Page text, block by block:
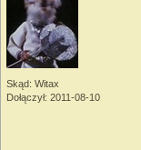
Skąd: Witax
Dołączył: 2011-08-10